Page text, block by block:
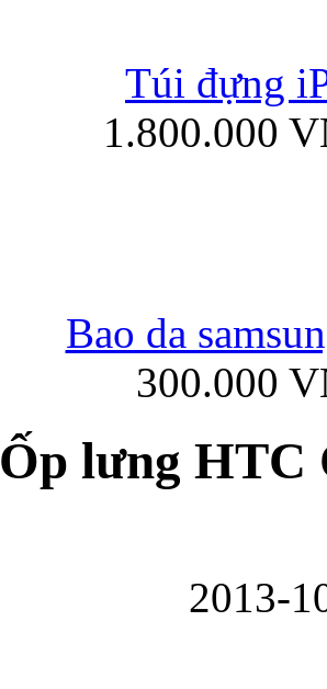
Túi xách da
Bao da Samsung
Túi đựng
1.800.000
Bao da
300.000
Ốp lưng HTC
2013-